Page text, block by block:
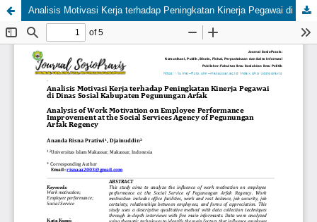
Analisis Motivasi Kerja terhadap Peningkatan Kinerja Pegawai di Dinas Sosial Kabupaten Pegunungan Arfak